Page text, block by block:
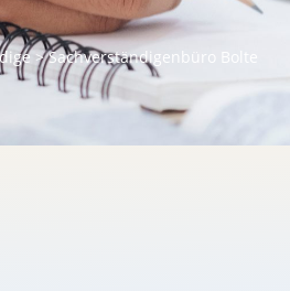
>Sachverständigenbüro Bolte